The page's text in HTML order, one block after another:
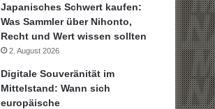
Japanisches Schwert kaufen:
Was Sammler über Nihonto,
Recht und Wert wissen sollten
2. August 2026
Digitale Souveränität im
Mittelstand: Wann sich
europäische